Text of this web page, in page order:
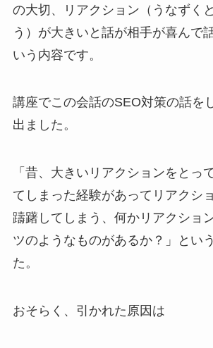
の大切、リアクション（うなずく
う）が大きいと話が相手が喜んで
いう内容です。
講座でこの会話のSEO対策の話を
出ました。
「昔、大きいリアクションをとっ
てしまった経験があってリアクシ
躊躇してしまう、何かリアクショ
ツのようなものがあるか？」とい
た。
おそらく、引かれた原因は